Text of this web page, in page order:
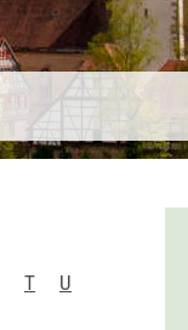
T U